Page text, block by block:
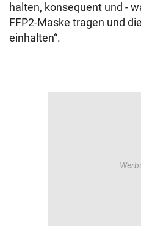
halten, konsequent und -
FFP2-Maske tragen und
einhalten“.